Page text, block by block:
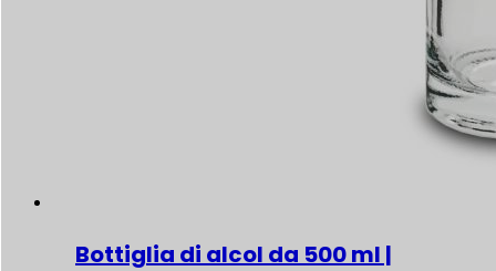
Bottiglia di alcol da 500 ml |